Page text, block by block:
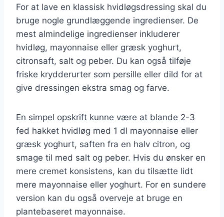
For at lave en klassisk hvidløgsdressing skal du
bruge nogle grundlæggende ingredienser. De
mest almindelige ingredienser inkluderer
hvidløg, mayonnaise eller græsk yoghurt,
citronsaft, salt og peber. Du kan også tilføje
friske krydderurter som persille eller dild for at
give dressingen ekstra smag og farve.
En simpel opskrift kunne være at blande 2-3
fed hakket hvidløg med 1 dl mayonnaise eller
græsk yoghurt, saften fra en halv citron, og
smage til med salt og peber. Hvis du ønsker en
mere cremet konsistens, kan du tilsætte lidt
mere mayonnaise eller yoghurt. For en sundere
version kan du også overveje at bruge en
plantebaseret mayonnaise.